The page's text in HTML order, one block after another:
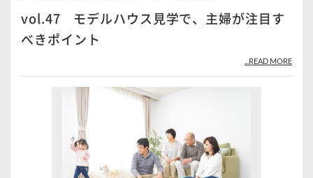
vol.47 モデルハウス見学で、主婦が注目す
べきポイント
...READ MORE